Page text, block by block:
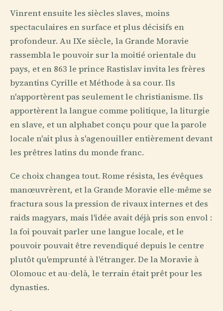
Vinrent ensuite les siècles slaves, moins
spectaculaires en surface et plus décisifs en
profondeur. Au IXe siècle, la Grande Moravie
rassembla le pouvoir sur la moitié orientale du
pays, et en 863 le prince Rastislav invita les frères
byzantins Cyrille et Méthode à sa cour. Ils
n'apportèrent pas seulement le christianisme. Ils
apportèrent la langue comme politique, la liturgie
en slave, et un alphabet conçu pour que la parole
locale n'ait plus à s'agenouiller entièrement devant
les prêtres latins du monde franc.
Ce choix changea tout. Rome résista, les évêques
manœuvrèrent, et la Grande Moravie elle-même se
fractura sous la pression de rivaux internes et des
raids magyars, mais l'idée avait déjà pris son envol :
la foi pouvait parler une langue locale, et le
pouvoir pouvait être revendiqué depuis le centre
plutôt qu'emprunté à l'étranger. De la Moravie à
Olomouc et au-delà, le terrain était prêt pour les
dynasties.